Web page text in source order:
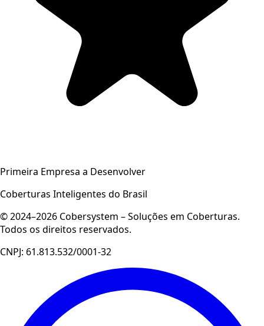
Primeira Empresa a Desenvolver
Coberturas Inteligentes do Brasil
© 2024–2026 Cobersystem – Soluções em Coberturas.
Todos os direitos reservados.
CNPJ: 61.813.532/0001-32